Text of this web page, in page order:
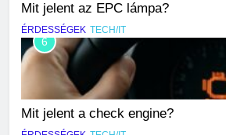
Mit jelent az EPC lámpa?
ÉRDESSÉGEK TECH/IT
6
Mit jelent a check engine?